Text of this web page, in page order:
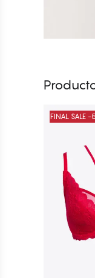
FINAL SALE